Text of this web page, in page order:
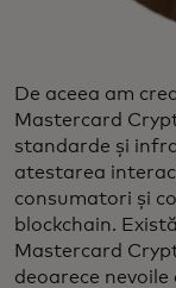
De aceea am
Mastercard
standarde și
atestarea
consumatori și
blockchain.
Mastercard
deoarece